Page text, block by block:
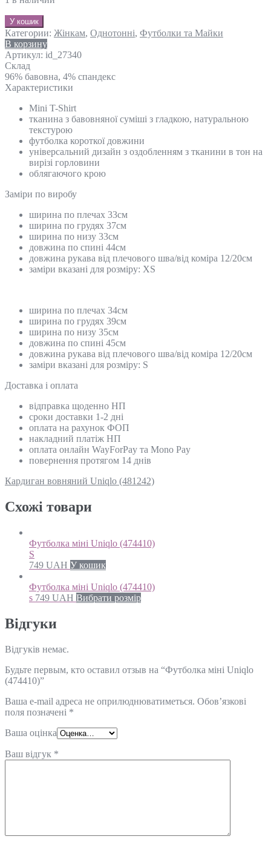
У кошик
Категории: Жінкам, Однотонні, Футболки та Майки
В корзину
Артикул: id_27340
Склад
96% бавовна, 4% спандекс
Характеристики
Mini T-Shirt
тканина з бавовняної суміші з гладкою, натуральною
текстурою
футболка короткої довжини
універсальний дизайн з оздобленням з тканини в тон на
вирізі горловини
облягаючого крою
Замiри по виробу
ширина по плечах 33см
ширина по грудях 37см
ширина по низу 33см
довжина по спині 44см
довжина рукава від плечового шва/від коміра 12/20cм
заміри вказані для розміру: XS
ширина по плечах 34см
ширина по грудях 39см
ширина по низу 35см
довжина по спині 45см
довжина рукава від плечового шва/від коміра 12/20cм
заміри вказані для розміру: S
Доставка і оплата
відправка щоденно НП
сроки доставки 1-2 дні
оплата на рахунок ФОП
накладний платіж НП
оплата онлайн WayForPay та Mono Pay
повернення протягом 14 днів
Кардиган вовняний Uniqlo (481242)
Схожi товари
Футболка міні Uniqlo (474410)
S
749 UAH У кошик
Футболка міні Uniqlo (474410)
s 749 UAH Вибрати розмір
Відгуки
Відгуків немає.
Будьте первым, кто оставил отзыв на “Футболка міні Uniqlo
(474410)”
Ваша e-mail адреса не оприлюднюватиметься. Обов’язкові
поля позначені *
Ваша оцінка
Ваш відгук *